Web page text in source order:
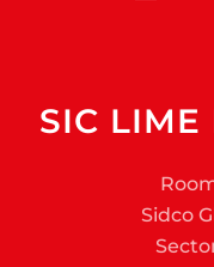
SIC
Sidco